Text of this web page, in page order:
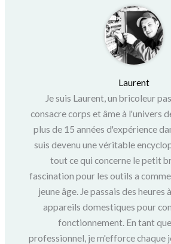
Laurent
Je suis Laurent, un bricoleur
consacre corps et âme à l'univers
plus de 15 années d'expérience
suis devenu une véritable
tout ce qui concerne le petit
fascination pour les outils a
jeune âge. Je passais des heures
appareils domestiques pour
fonctionnement. En tant
professionnel, je m'efforce chaque